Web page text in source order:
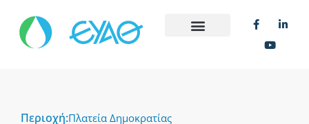
Περιοχή:Πλατεία Δημοκρατίας